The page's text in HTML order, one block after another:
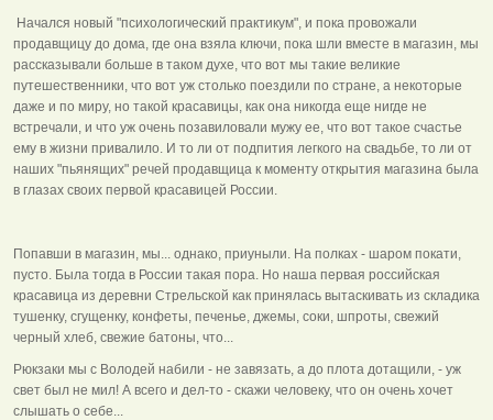
Начался новый "психологический практикум", и пока провожали
продавщицу до дома, где она взяла ключи, пока шли вместе в магазин, мы
рассказывали больше в таком духе, что вот мы такие великие
путешественники, что вот уж столько поездили по стране, а некоторые
даже и по миру, но такой красавицы, как она никогда еще нигде не
встречали, и что уж очень позавиловали мужу ее, что вот такое счастье
ему в жизни привалило. И то ли от подпития легкого на свадьбе, то ли от
наших "пьянящих" речей продавщица к моменту открытия магазина была
в глазах своих первой красавицей России.
Попавши в магазин, мы... однако, приуныли. На полках - шаром покати,
пусто. Была тогда в России такая пора. Но наша первая российская
красавица из деревни Стрельской как принялась вытаскивать из складика
тушенку, сгущенку, конфеты, печенье, джемы, соки, шпроты, свежий
черный хлеб, свежие батоны, что...
Рюкзаки мы с Володей набили - не завязать, а до плота дотащили, - уж
свет был не мил! А всего и дел-то - скажи человеку, что он очень хочет
слышать о себе...